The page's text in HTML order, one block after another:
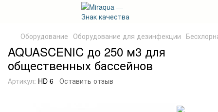
Оборудование Оборудование для дезинфекции
AQUASCENIC до 250 м3 для
общественных бассейнов
Артикул: HD 6 Оставить отзыв